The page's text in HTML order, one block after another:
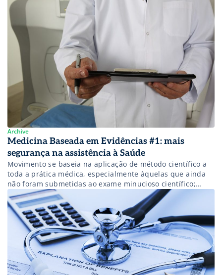
Archive
Medicina Baseada em Evidências #1: mais
segurança na assistência à Saúde
Movimento se baseia na aplicação de método científico a
toda a prática médica, especialmente àquelas que ainda
não foram submetidas ao exame minucioso científico;
paciente é o mais beneficiado